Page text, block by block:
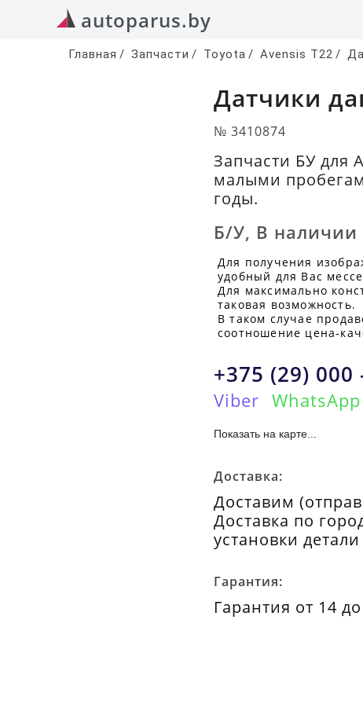
autoparus.by
Главная / Запчасти / Toyota / Avensis T22 /
Датчики
№ 3410874
Запчасти БУ для
малыми
годы.
Б/У, В наличии
Для получения
удобный для Вас
Для максимально
таковая возможность.
В таком случае
соотношение цена-
+375 (29) 000
Viber WhatsApp
Показать на карте...
Доставка:
Доставим
Доставка по
установки
Гарантия:
Гарантия от 14